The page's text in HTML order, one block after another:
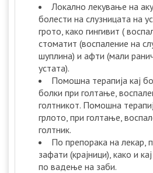
Локално лекување на
болести на слузницата на
грото, како гингивит (
стоматит (воспаление на
шуплина) и афти (мали
устата).
Помошна терапија кај
болки при голтање,
голтникот. Помошна
грлото, при голтање,
голтник.
По препорака на лекар,
зафати (крајници), како и
по вадење на заби.